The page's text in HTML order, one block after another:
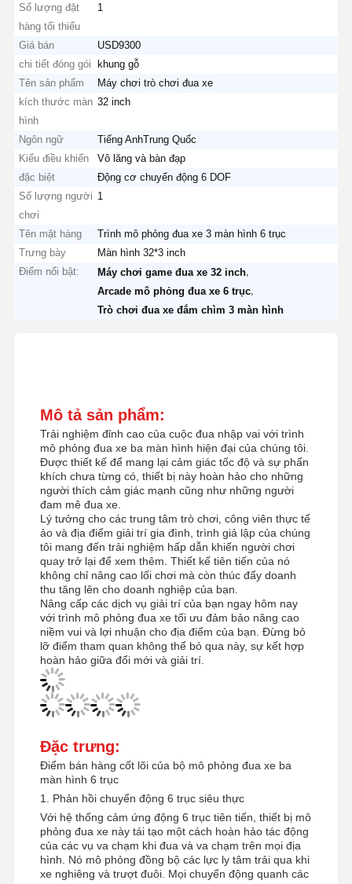
Số lượng đặt
hàng tối thiểu
1
Giá bán
USD9300
chi tiết đóng gói
khung gỗ
Tên sản phẩm
Máy chơi trò chơi đua xe
kích thước màn
hình
32 inch
Ngôn ngữ
Tiếng AnhTrung Quốc
Kiểu điều khiển
Vô lăng và bàn đạp
đặc biệt
Động cơ chuyển động 6 DOF
Số lượng người
chơi
1
Tên mặt hàng
Trình mô phỏng đua xe 3 màn hình 6 trục
Trưng bày
Màn hình 32*3 inch
Điểm nổi bật:
Máy chơi game đua xe 32 inch
Arcade mô phỏng đua xe 6 trục
Trò chơi đua xe đắm chìm 3 màn hình
Mô tả sản phẩm:
Trải nghiệm đỉnh cao của cuộc đua nhập vai với trình
mô phỏng đua xe ba màn hình hiện đại của chúng tôi.
Được thiết kế để mang lại cảm giác tốc độ và sự phấn
khích chưa từng có, thiết bị này hoàn hảo cho những
người thích cảm giác mạnh cũng như những người
đam mê đua xe.
Lý tưởng cho các trung tâm trò chơi, công viên thực tế
ảo và địa điểm giải trí gia đình, trình giả lập của chúng
tôi mang đến trải nghiệm hấp dẫn khiến người chơi
quay trở lại để xem thêm. Thiết kế tiên tiến của nó
không chỉ nâng cao lối chơi mà còn thúc đẩy doanh
thu tăng lên cho doanh nghiệp của bạn.
Nâng cấp các dịch vụ giải trí của bạn ngay hôm nay
với trình mô phỏng đua xe tối ưu đảm bảo nâng cao
niềm vui và lợi nhuận cho địa điểm của bạn. Đừng bỏ
lỡ điểm tham quan không thể bỏ qua này, sự kết hợp
hoàn hảo giữa đổi mới và giải trí.
Đặc trưng:
Điểm bán hàng cốt lõi của bộ mô phỏng đua xe ba
màn hình 6 trục
1. Phản hồi chuyển động 6 trục siêu thực
Với hệ thống cảm ứng động 6 trục tiên tiến, thiết bị mô
phỏng đua xe này tái tạo một cách hoàn hảo tác động
của các vụ va chạm khi đua và va chạm trên mọi địa
hình. Nó mô phỏng đồng bộ các lực ly tâm trải qua khi
xe nghiêng và trượt đuôi. Mọi chuyển động quanh các